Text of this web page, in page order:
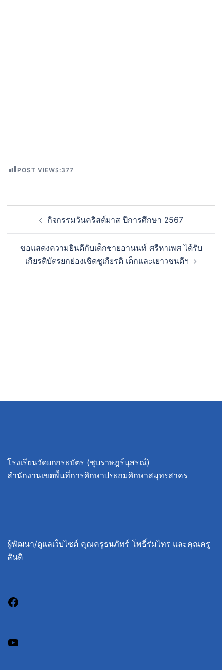
POST VIEWS:377
กิจกรรมวันคริสต์มาส ปีการศึกษา 2567
ขอแสดงความยินดีกับเด็กชายอานนท์ ศรีหาเพศ ได้รับ
เกียรติบัตรยกย่องเชิดชูเกียรติ เด็กและเยาวชนดีฯ
โรงเรียนวัดยกกระบัตร (ชุบราษฎร์นุสรณ์)
สำนักงานเขตพื้นที่การศึกษาประถมศึกษาสมุทรสาคร
ผู้พัฒนา/ดูแลเว็บไซต์ คุณครูธนภัทร์ โพธิ์ร่มไทร และคุณครู
สันติ